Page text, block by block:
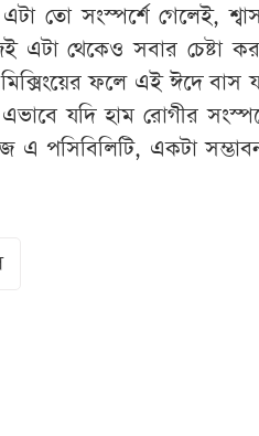
তো সংস্পর্শে গেলেই, শ্বাস-
এটা থেকেও সবার চেষ্টা
ফলে এই ঈদে বাস
যদি হাম রোগীর
এ পসিবিলিটি, একটা